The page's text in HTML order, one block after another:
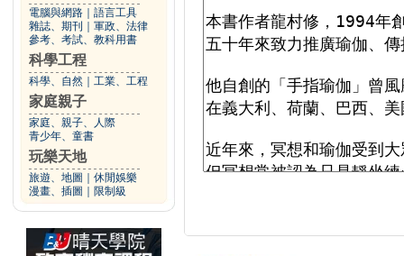
電腦與網路
語言工具
雜誌、期刊
軍政、法律
參考、考試、教科用書
科學工程
科學、自然 工業、工程
家庭親子
家庭、親子、人際
青少年、童書
玩樂天地
旅遊、地圖
休閒娛樂
漫畫、插圖
限制級